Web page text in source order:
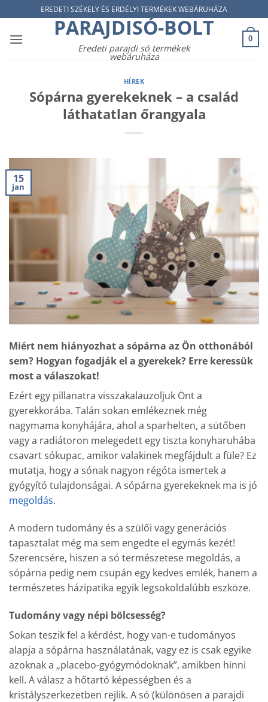
to
content
EREDETI SZÉKELY ÉS ERDÉLYI TERMÉKEK WEBÁRUHÁZA
PARAJDISÓ-BOLT
Eredeti parajdi só termékek
webáruháza
0
HÍREK
Sópárna gyerekeknek – a család
láthatatlan őrangyala
15
jan
Miért nem hiányozhat a sópárna az Ön otthonából
sem? Hogyan fogadják el a gyerekek? Erre keressük
most a válaszokat!
Ezért egy pillanatra visszakalauzoljuk Önt a
gyerekkorába. Talán sokan emlékeznek még
nagymama konyhájára, ahol a sparhelten, a sütőben
vagy a radiátoron melegedett egy tiszta konyharuhába
csavart sókupac, amikor valakinek megfájdult a füle? Ez
mutatja, hogy a sónak nagyon régóta ismertek a
gyógyító tulajdonságai. A sópárna gyerekeknek ma is jó
megoldás.
A modern tudomány és a szülői vagy generációs
tapasztalat még ma sem engedte el egymás kezét!
Szerencsére, hiszen a só természetese megoldás, a
sópárna pedig nem csupán egy kedves emlék, hanem a
természetes házipatika egyik legsokoldalúbb eszköze.
Tudomány vagy népi bölcsesség?
Sokan teszik fel a kérdést, hogy van-e tudományos
alapja a sópárna használatának, vagy ez is csak egyike
azoknak a „placebo-gyógymódoknak”, amikben hinni
kell. A válasz a hőtartó képességben és a
kristályszerkezetben rejlik. A só (különösen a parajdi